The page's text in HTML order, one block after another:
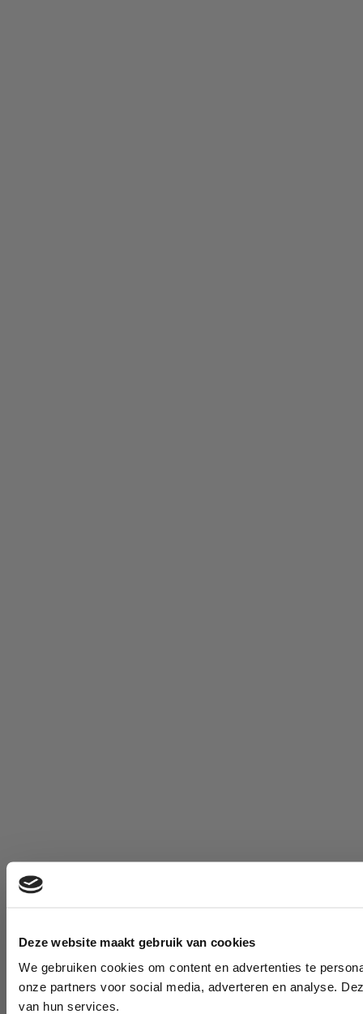
Deze website maakt gebruik van cookies
We gebruiken cookies om content en advertenties te
onze partners voor social media, adverteren en analyse.
van hun services.